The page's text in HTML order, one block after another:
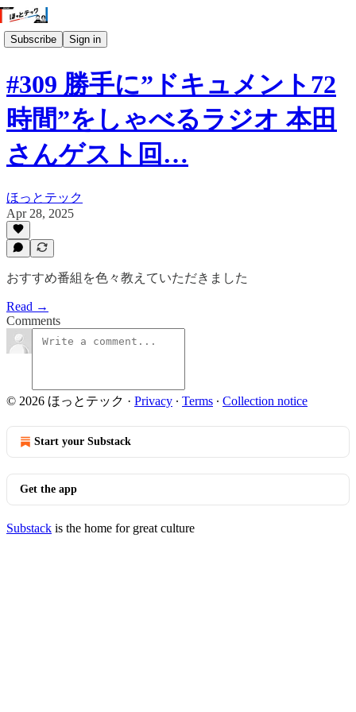
Subscribe Sign in
#309 勝手に”ドキュメント72
時間”をしゃべるラジオ 本田
さんゲスト回…
ほっとテック
Apr 28, 2025
おすすめ番組を色々教えていただきました
Read →
Comments
© 2026 ほっとテック · Privacy ∙ Terms ∙ Collection notice
Start your Substack
Get the app
Substack is the home for great culture